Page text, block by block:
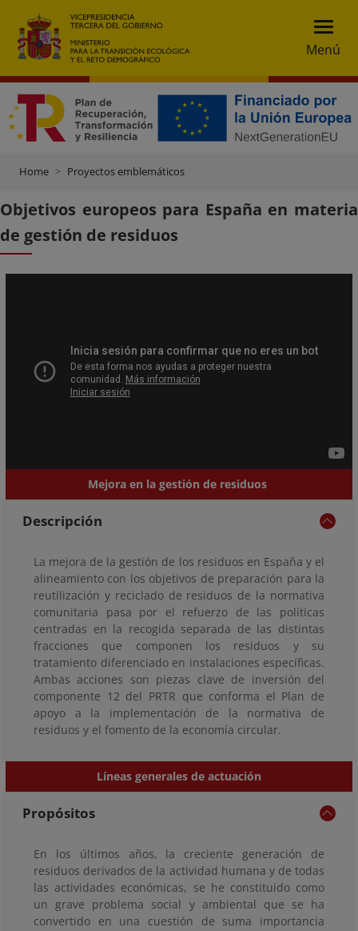
Menú
Home Proyectos emblemáticos
Objetivos europeos para España en materia
de gestión de residuos
Mejora en la gestión de residuos
Descripción
La mejora de la gestión de los residuos en España y el
alineamiento con los objetivos de preparación para la
reutilización y reciclado de residuos de la normativa
comunitaria pasa por el refuerzo de las políticas
centradas en la recogida separada de las distintas
fracciones que componen los residuos y su
tratamiento diferenciado en instalaciones específicas.
Ambas acciones son piezas clave de inversión del
componente 12 del PRTR que conforma el Plan de
apoyo a la implementación de la normativa de
residuos y el fomento de la economía circular.
Líneas generales de actuación
Propósitos
En los últimos años, la creciente generación de
residuos derivados de la actividad humana y de todas
las actividades económicas, se he constituido como
un grave problema social y ambiental que se ha
convertido en una cuestión de suma importancia